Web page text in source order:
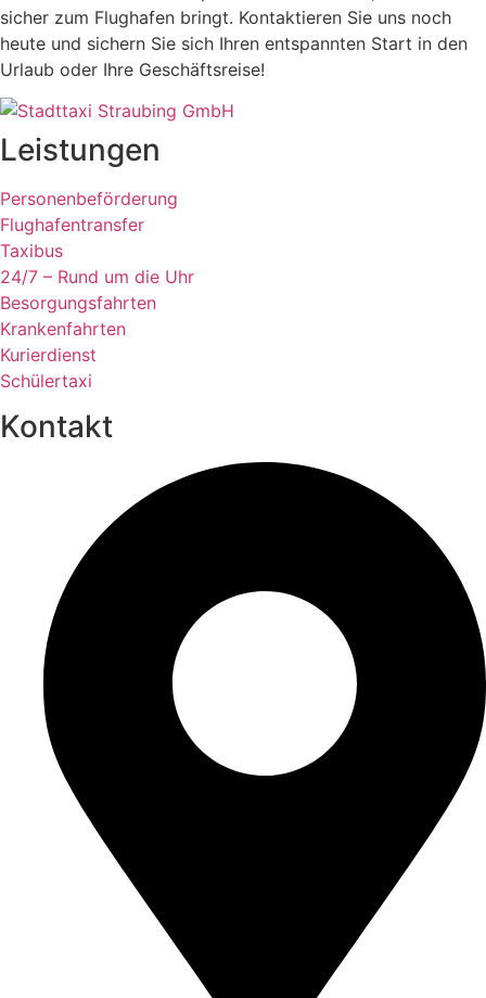
sicher zum Flughafen bringt. Kontaktieren Sie uns noch
heute und sichern Sie sich Ihren entspannten Start in den
Urlaub oder Ihre Geschäftsreise!
Leistungen
Personenbeförderung
Flughafentransfer
Taxibus
24/7 – Rund um die Uhr
Besorgungsfahrten
Krankenfahrten
Kurierdienst
Schülertaxi
Kontakt